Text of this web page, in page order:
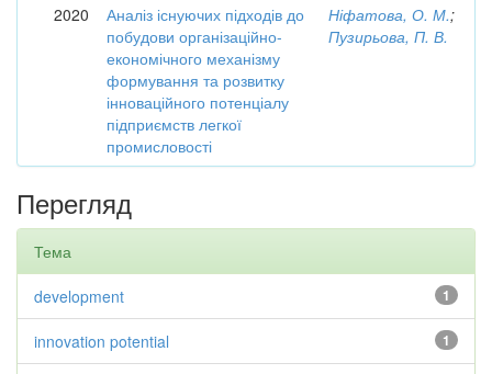
2020
Аналіз існуючих підходів до
побудови організаційно-
економічного механізму
формування та розвитку
інноваційного потенціалу
підприємств легкої
промисловості
Ніфатова, О. М.;
Пузирьова, П. В.
Перегляд
Тема
1
development
1
innovation potential